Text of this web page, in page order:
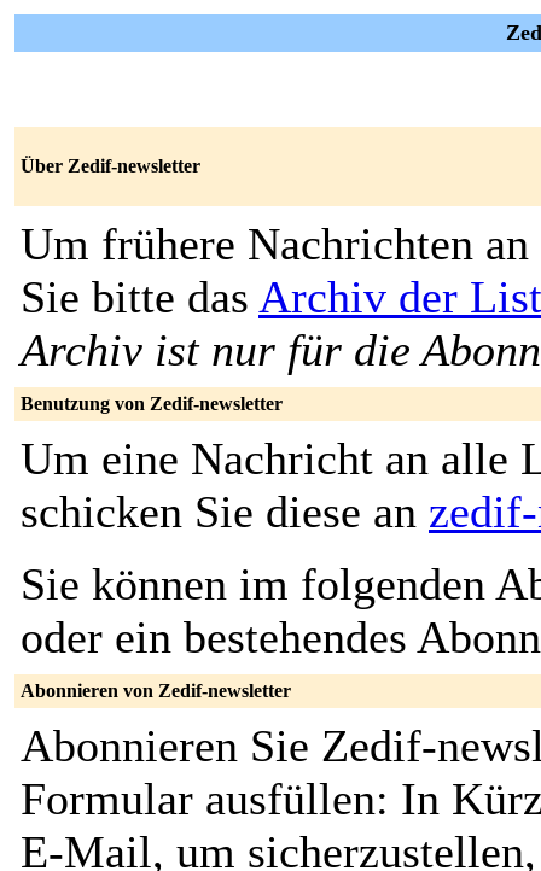
Über Zedif-newsletter
Um frühere Nachrichten an
Sie bitte das Archiv der
Archiv ist nur für die
Benutzung von Zedif-newsletter
Um eine Nachricht an alle
schicken Sie diese an
Sie können im folgenden
oder ein bestehendes
Abonnieren von Zedif-newsletter
Abonnieren Sie Zedif-
Formular ausfüllen: In
E-Mail, um